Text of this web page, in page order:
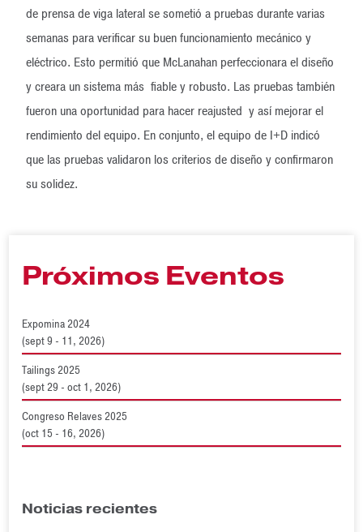
de prensa de viga lateral se sometió a pruebas durante varias
semanas para verificar su buen funcionamiento mecánico y
eléctrico. Esto permitió que McLanahan perfeccionara el diseño
y creara un sistema más fiable y robusto. Las pruebas también
fueron una oportunidad para hacer reajusted y así mejorar el
rendimiento del equipo. En conjunto, el equipo de I+D indicó
que las pruebas validaron los criterios de diseño y confirmaron
su solidez.
Próximos Eventos
Expomina 2024
(sept 9 - 11, 2026)
Tailings 2025
(sept 29 - oct 1, 2026)
Congreso Relaves 2025
(oct 15 - 16, 2026)
Noticias recientes